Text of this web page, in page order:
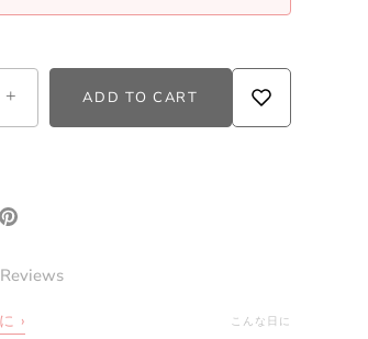
+ ADD TO CART
Pin
Reviews
› こんな日に